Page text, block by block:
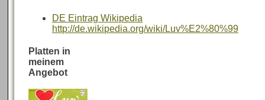
DE Eintrag Wikipedia
http://de.wikipedia.org/wiki/Luv%E2%80%99
Platten in
meinem
Angebot